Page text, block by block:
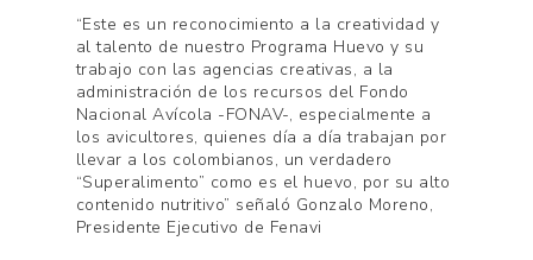
“Este es un reconocimiento a la creatividad y
al talento de nuestro Programa Huevo y su
trabajo con las agencias creativas, a la
administración de los recursos del Fondo
Nacional Avícola -FONAV-, especialmente a
los avicultores, quienes día a día trabajan por
llevar a los colombianos, un verdadero
“Superalimento” como es el huevo, por su alto
contenido nutritivo” señaló Gonzalo Moreno,
Presidente Ejecutivo de Fenavi